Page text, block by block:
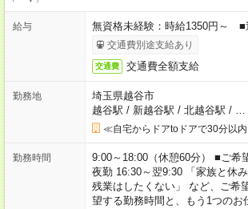
給与 無資格未経験：時給1350円～
交通費別途支給あり
交通費 交通費全額支給
勤務地
埼玉県越谷市
越谷駅 / 新越谷駅 / 北越谷駅 /
≪自宅からドアtoドアで30分以
勤務時間
9:00～18:00（休憩60分） ■ご希
夜勤 16:30～翌9:30 「家族と休
残業はしたくない」 など、ご希
望する勤務時間と、もう1つのお